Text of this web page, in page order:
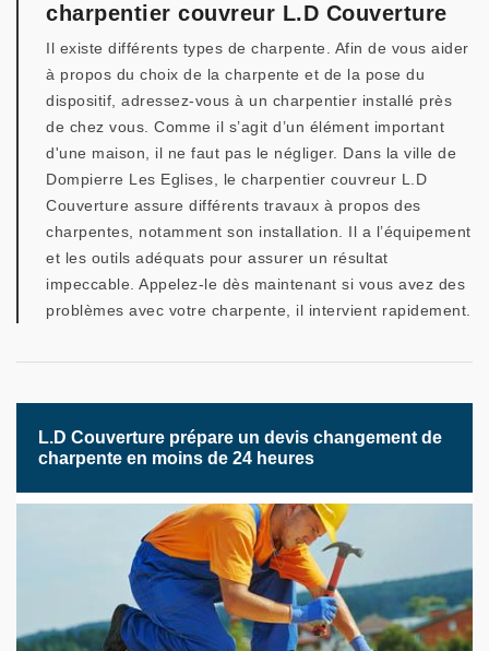
charpentier couvreur L.D Couverture
Il existe différents types de charpente. Afin de vous aider
à propos du choix de la charpente et de la pose du
dispositif, adressez-vous à un charpentier installé près
de chez vous. Comme il s’agit d’un élément important
d'une maison, il ne faut pas le négliger. Dans la ville de
Dompierre Les Eglises, le charpentier couvreur L.D
Couverture assure différents travaux à propos des
charpentes, notamment son installation. Il a l’équipement
et les outils adéquats pour assurer un résultat
impeccable. Appelez-le dès maintenant si vous avez des
problèmes avec votre charpente, il intervient rapidement.
L.D Couverture prépare un devis changement de
charpente en moins de 24 heures